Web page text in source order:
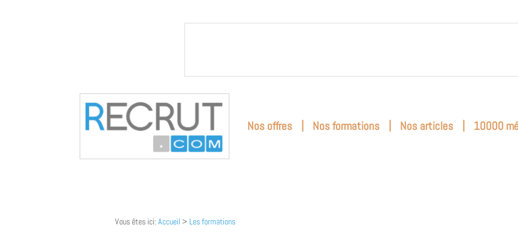
Nos offres | Nos formations | Nos articles | 10000
Vous êtes ici: Accueil > Les formations